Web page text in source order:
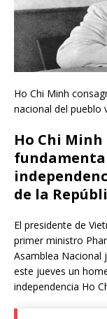
Ho Chi Minh
nacional del
Ho Chi
de la
El presidente de
primer ministro
Asamblea
este jueves un
independencia Ho